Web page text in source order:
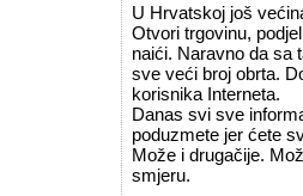
U Hrvatskoj još
Otvori trgovinu,
naići. Naravno da sa
sve veći broj obrta.
korisnika Interneta.
Danas svi sve
poduzmete jer ćete
Može i drugačije.
smjeru.